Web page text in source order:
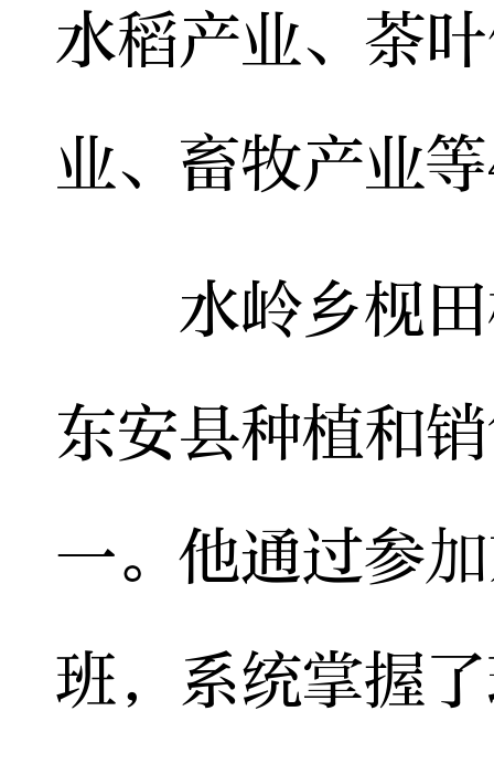
水稻产业、茶
业、畜牧产业
水岭乡枧田
东安县种植和
一。他通过参
班，系统掌握